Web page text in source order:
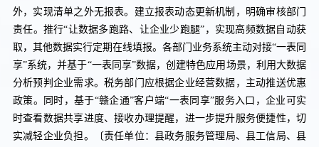
外，实现清单之外无报表。建立报表动态更新机制，明确审核部门
责任。推行“让数据多跑路、让企业少跑腿”，实现高频数据自动获
取，其他数据实行定期在线填报。各部门业务系统主动对接“一表同
享”系统，并基于“一表同享”数据，创建特色应用场景，利用大数据
分析预判企业需求。税务部门应根据企业经营数据，主动推送优惠
政策。同时，基于“赣企通”客户端“一表同享”服务入口，企业可实
时查看数据共享进度、接收办理提醒，进一步提升服务便捷性，切
实减轻企业负担。
〔责任单位：县政务服务管理局、 县工信局、县